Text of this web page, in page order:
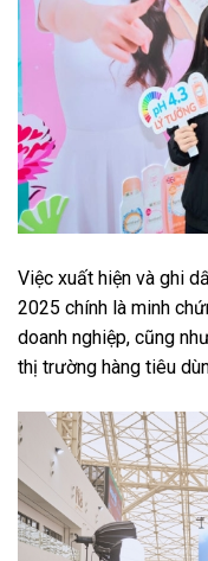
Việc xuất hiện và ghi
2025 chính là minh
doanh nghiệp, cũng
thị trường hàng tiêu